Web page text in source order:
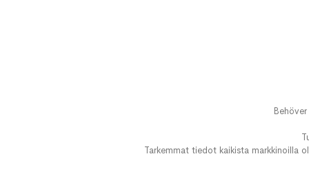
Tarkemmat tiedot kaikista markkinoilla